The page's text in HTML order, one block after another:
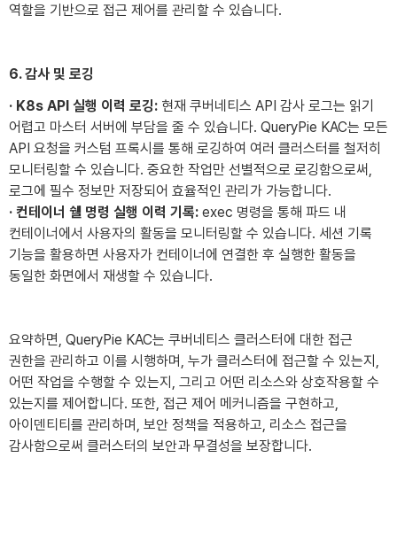
역할을 기반으로 접근 제어를 관리할 수 있습니다.
6. 감사 및 로깅
· K8s API 실행 이력 로깅: 현재 쿠버네티스 API 감사 로그는 읽기
어렵고 마스터 서버에 부담을 줄 수 있습니다. QueryPie KAC는 모든
API 요청을 커스텀 프록시를 통해 로깅하여 여러 클러스터를 철저히
모니터링할 수 있습니다. 중요한 작업만 선별적으로 로깅함으로써,
로그에 필수 정보만 저장되어 효율적인 관리가 가능합니다.
· 컨테이너 쉘 명령 실행 이력 기록: exec 명령을 통해 파드 내
컨테이너에서 사용자의 활동을 모니터링할 수 있습니다. 세션 기록
기능을 활용하면 사용자가 컨테이너에 연결한 후 실행한 활동을
동일한 화면에서 재생할 수 있습니다.
요약하면, QueryPie KAC는 쿠버네티스 클러스터에 대한 접근
권한을 관리하고 이를 시행하며, 누가 클러스터에 접근할 수 있는지,
어떤 작업을 수행할 수 있는지, 그리고 어떤 리소스와 상호작용할 수
있는지를 제어합니다. 또한, 접근 제어 메커니즘을 구현하고,
아이덴티티를 관리하며, 보안 정책을 적용하고, 리소스 접근을
감사함으로써 클러스터의 보안과 무결성을 보장합니다.